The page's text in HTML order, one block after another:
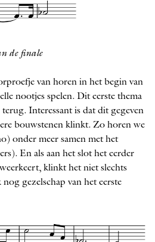
de finale
van horen in het begin van
nootjes spelen. Dit eerste thema
Interessant is dat dit gegeven
bouwstenen klinkt. Zo horen we
onder meer samen met het
En als aan het slot het eerder
klinkt het niet slechts
gezelschap van het eerste